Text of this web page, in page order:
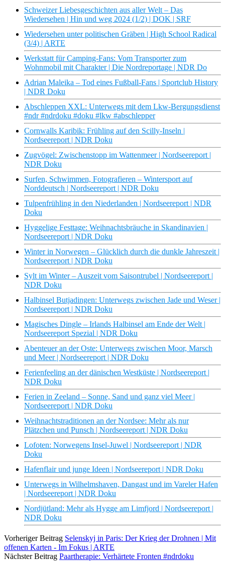
Schweizer Liebesgeschichten aus aller Welt – Das
Wiedersehen | Hin und weg 2024 (1/2) | DOK | SRF
Wiedersehen unter politischen Gräben | High School Radical
(3/4) | ARTE
Werkstatt für Camping-Fans: Vom Transporter zum
Wohnmobil mit Charakter | Die Nordreportage | NDR Do
Adrian Maleika – Tod eines Fußball-Fans | Sportclub History
| NDR Doku
Abschleppen XXL: Unterwegs mit dem Lkw-Bergungsdienst
#ndr #ndrdoku #doku #lkw #abschlepper
Cornwalls Karibik: Frühling auf den Scilly-Inseln |
Nordseereport | NDR Doku
Zugvögel: Zwischenstopp im Wattenmeer | Nordseereport |
NDR Doku
Surfen, Schwimmen, Fotografieren – Wintersport auf
Norddeutsch | Nordseereport | NDR Doku
Tulpenfrühling in den Niederlanden | Nordseereport | NDR
Doku
Hyggelige Festtage: Weihnachtsbräuche in Skandinavien |
Nordseereport | NDR Doku
Winter in Norwegen – Glücklich durch die dunkle Jahreszeit |
Nordseereport | NDR Doku
Sylt im Winter – Auszeit vom Saisontrubel | Nordseereport |
NDR Doku
Halbinsel Butjadingen: Unterwegs zwischen Jade und Weser |
Nordseereport | NDR Doku
Magisches Dingle – Irlands Halbinsel am Ende der Welt |
Nordseereport Spezial | NDR Doku
Abenteuer an der Oste: Unterwegs zwischen Moor, Marsch
und Meer | Nordseereport | NDR Doku
Ferienfeeling an der dänischen Westküste | Nordseereport |
NDR Doku
Ferien in Zeeland – Sonne, Sand und ganz viel Meer |
Nordseereport | NDR Doku
Weihnachtstraditionen an der Nordsee: Mehr als nur
Plätzchen und Punsch | Nordseereport | NDR Doku
Lofoten: Norwegens Insel-Juwel | Nordseereport | NDR
Doku
Hafenflair und junge Ideen | Nordseereport | NDR Doku
Unterwegs in Wilhelmshaven, Dangast und im Vareler Hafen
| Nordseereport | NDR Doku
Nordjütland: Mehr als Hygge am Limfjord | Nordseereport |
NDR Doku
Vorheriger Beitrag Selenskyj in Paris: Der Krieg der Drohnen | Mit
offenen Karten - Im Fokus | ARTE
Nächster Beitrag Paartherapie: Verhärtete Fronten #ndrdoku